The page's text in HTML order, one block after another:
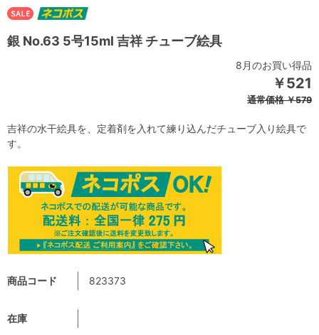
銀 No.63 5号15ml 吉祥 チューブ絵具
8月のお買い得品
￥521
通常価格￥579
商品コード 823373
在庫
吉祥の水干絵具を、定着剤を入れて練り込んだチューブ入り絵具で
す。